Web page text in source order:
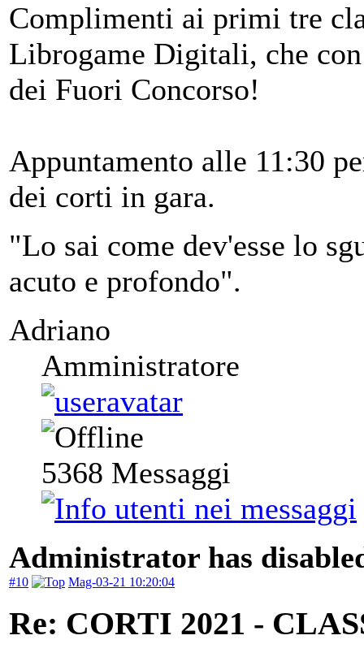
Complimenti ai primi tre
Librogame Digitali, che
dei Fuori Concorso!
Appuntamento alle 11:30
dei corti in gara.
"Lo sai come dev'esse lo
acuto e profondo".
Adriano
Amministratore
5368 Messaggi
Administrator has
#10 Mag-03-21 10:20:04
Re: CORTI 2021 -